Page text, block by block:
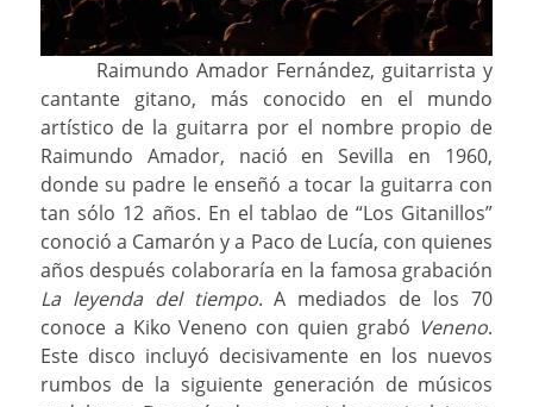
Raimundo Amador Fernández, guitarrista y
cantante gitano, más conocido en el mundo
artístico de la guitarra por el nombre propio de
Raimundo Amador, nació en Sevilla en 1960,
donde su padre le enseñó a tocar la guitarra con
tan sólo 12 años. En el tablao de “Los Gitanillos”
conoció a Camarón y a Paco de Lucía, con quienes
años después colaboraría en la famosa grabación
La leyenda del tiempo. A mediados de los 70
conoce a Kiko Veneno con quien grabó Veneno.
Este disco incluyó decisivamente en los nuevos
rumbos de la siguiente generación de músicos